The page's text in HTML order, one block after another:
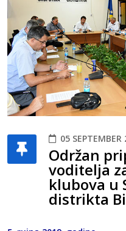
05 SEPTEMBER
Održan
voditelja
klubova u
distrikta